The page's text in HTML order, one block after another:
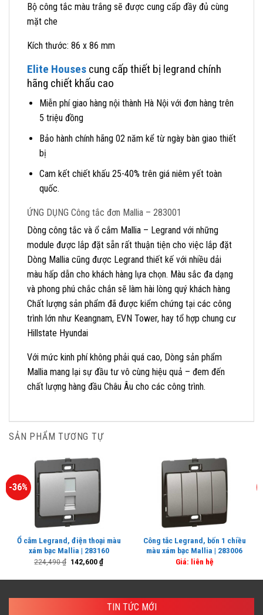
Bộ công tắc màu trắng sẽ được cung cấp đầy đủ cùng
mặt che
Kích thước: 86 x 86 mm
Elite Houses cung cấp thiết bị legrand chính
hãng chiết khấu cao
Miễn phí giao hàng nội thành Hà Nội với đơn hàng trên
5 triệu đồng
Bảo hành chính hãng 02 năm kể từ ngày bàn giao thiết
bị
Cam kết chiết khấu 25-40% trên giá niêm yết toàn
quốc.
ỨNG DỤNG Công tắc đơn Mallia – 283001
Dòng công tắc và ổ cắm Mallia – Legrand với những
module được lắp đặt sẵn rất thuận tiện cho việc lắp đặt
Dòng Mallia cũng được Legrand thiết kế với nhiều dải
màu hấp dẫn cho khách hàng lựa chọn. Màu sắc đa dạng
và phong phú chắc chắn sẽ làm hài lòng quý khách hàng
Chất lượng sản phẩm đã được kiểm chứng tại các công
trình lớn như Keangnam, EVN Tower, hay tổ hợp chung cư
Hillstate Hyundai
Với mức kinh phí không phải quá cao, Dòng sản phẩm
Mallia mang lại sự đầu tư vô cùng hiệu quả – đem đến
chất lượng hàng đầu Châu Âu cho các công trình.
SẢN PHẨM TƯƠNG TỰ
-36%
Ổ cắm Legrand, điện thoại màu
xám bạc Mallia | 283160
224,490₫ Giá
142,600₫Giá
Công tắc Legrand, bốn 1 chiều
màu xám bạc Mallia | 283006
Giá: liên hệ
TIN TỨC MỚI